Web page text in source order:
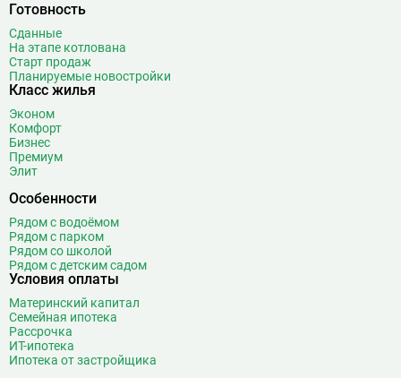
Библиотека имени Ленина
Битцевский парк
Борисово
Боровицкая
Ботанический сад
Бунинская аллея
Бутырская
В Вавиловская
Варшавская
ВДНХ
Верхние Лихоборы
Владыкино
Готовность
Сданные
На этапе котлована
Старт продаж
Планируемые новостройки
Класс жилья
Эконом
Комфорт
Бизнес
Премиум
Элит
Особенности
Рядом с водоёмом
Рядом с парком
Рядом со школой
Рядом с детским садом
Условия оплаты
Материнский капитал
Семейная ипотека
Рассрочка
ИТ-ипотека
Ипотека от застройщика